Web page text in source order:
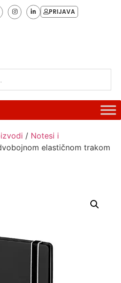
PRIJAVA
/ Notesi i
elastičnom trakom